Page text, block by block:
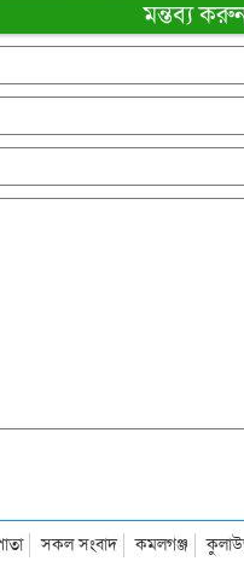
মন্তব্য
সকল সংবাদ কমলগঞ্জ